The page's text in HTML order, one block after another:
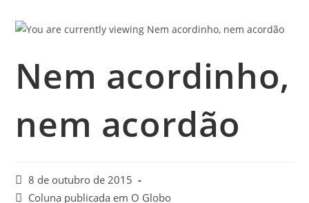
Nem acordinho,
nem acordão
8 de outubro de 2015
Coluna publicada em O Globo